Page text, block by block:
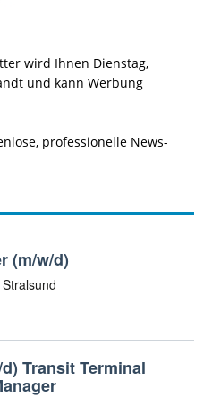
wird Ihnen Dienstag,
und kann Werbung
professionelle News-